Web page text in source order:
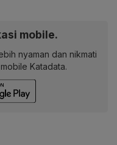
mobile.
nyaman dan nikmati
Katadata.